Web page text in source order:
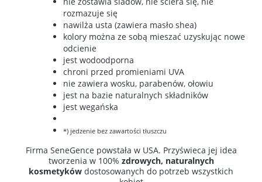
rozmazuje się
nawilża usta (zawiera masło shea)
kolory można ze sobą mieszać uzyskując nowe
odcienie
jest wodoodporna
chroni przed promieniami UVA
nie zawiera wosku, parabenów, ołowiu
jest na bazie naturalnych składników
jest wegańska
*) jedzenie bez zawartości tłuszczu
Firma SeneGence powstała w USA. Przyświeca jej idea
tworzenia w 100% zdrowych, naturalnych
kosmetyków dostosowanych do potrzeb wszystkich